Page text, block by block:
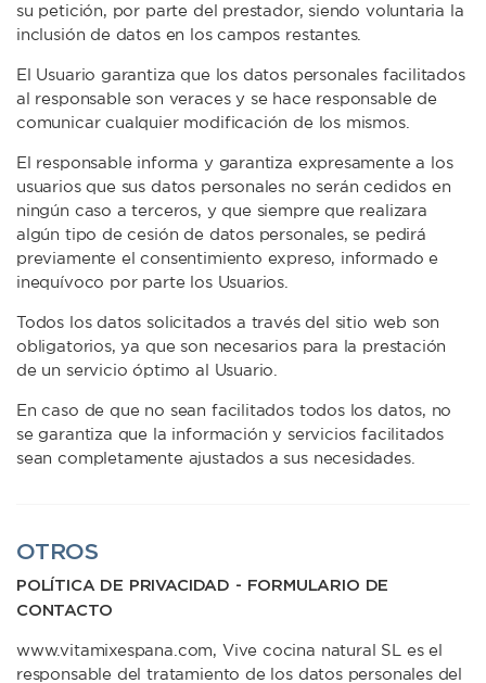
su petición, por parte del prestador, siendo voluntaria la
inclusión de datos en los campos restantes.
El Usuario garantiza que los datos personales facilitados
al responsable son veraces y se hace responsable de
comunicar cualquier modificación de los mismos.
El responsable informa y garantiza expresamente a los
usuarios que sus datos personales no serán cedidos en
ningún caso a terceros, y que siempre que realizara
algún tipo de cesión de datos personales, se pedirá
previamente el consentimiento expreso, informado e
inequívoco por parte los Usuarios.
Todos los datos solicitados a través del sitio web son
obligatorios, ya que son necesarios para la prestación
de un servicio óptimo al Usuario.
En caso de que no sean facilitados todos los datos, no
se garantiza que la información y servicios facilitados
sean completamente ajustados a sus necesidades.
OTROS
POLÍTICA DE PRIVACIDAD - FORMULARIO DE
CONTACTO
www.vitamixespana.com, Vive cocina natural SL es el
responsable del tratamiento de los datos personales del